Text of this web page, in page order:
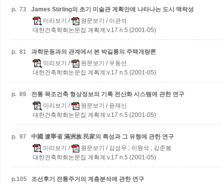
p. 73
James Stirling의 초기 미술관 계획안에 나타나는 도시 맥락성
미리보기 / 원문보기 / 이관석
대한건축학회논문집 계획계:v.17 n.5 (2001-05)
p. 81
과학운동과의 관계에서 본 박길룡의 주택개량론
미리보기 / 원문보기 / 우동선
대한건축학회논문집 계획계:v.17 n.5 (2001-05)
p. 89
전통 목조건축 형상정보의 기록 전산화 시스템에 관한 연구
미리보기 / 원문보기 / 윤재신
대한건축학회논문집 계획계:v.17 n.5 (2001-05)
p. 97
中國 遼寧省 滿洲族 民家의 특성과 그 유형에 관한 연구
미리보기 / 원문보기 / 김성우 ; 이원석 ; 김준봉
대한건축학회논문집 계획계:v.17 n.5 (2001-05)
p.105
조선후기 전통주거의 계층분석에 관한 연구